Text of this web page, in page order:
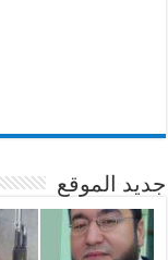
جديد الموقع